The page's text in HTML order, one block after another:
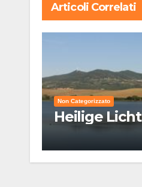
Articoli Correlati
Non Categorizzato
Heilige Licht